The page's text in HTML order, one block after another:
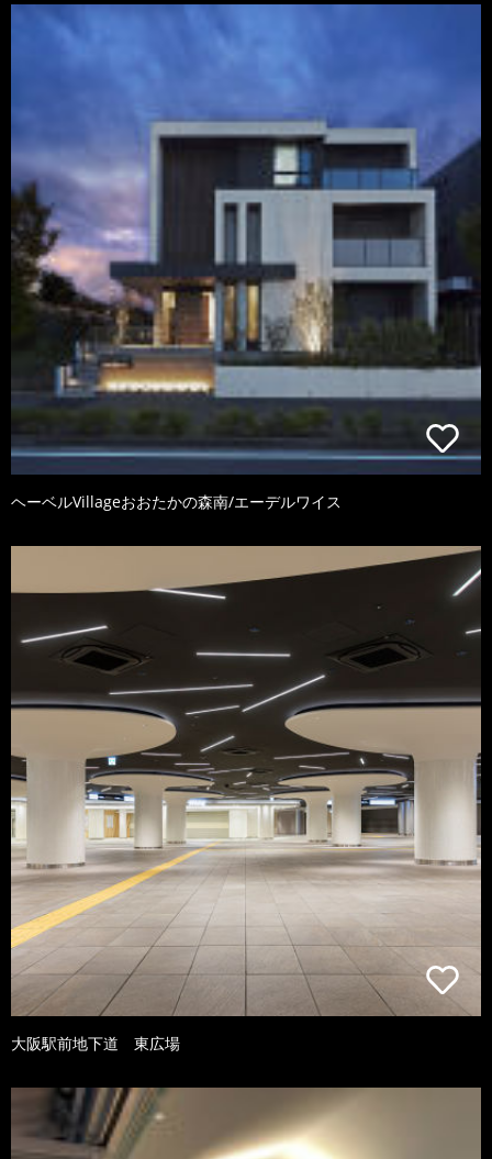
ヘーベルVillageおおたかの森南/エーデルワイス
大阪駅前地下道 東広場